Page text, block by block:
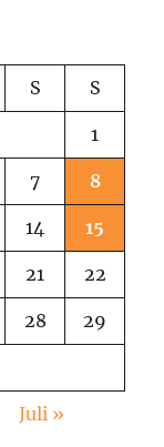
S S
1
7 8
14 15
21 22
28 29
Juli »